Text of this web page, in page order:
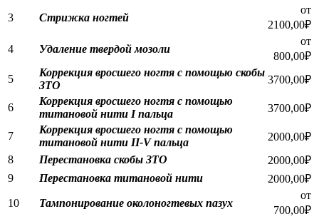
3
Стрижка ногтей
от
2100,00₽
4
Удаление твердой мозоли
от
800,00₽
5
Коррекция вросшего ногтя с помощью скобы
ЗТО
3700,00₽
6
Коррекция вросшего ногтя с помощью
титановой нити I пальца
3700,00₽
7
Коррекция вросшего ногтя с помощью
титановой нити II-V пальца
2000,00₽
8
Перестановка скобы ЗТО
2000,00₽
9
Перестановка титановой нити
2000,00₽
10
Тампонирование околоногтевых пазух
от
700,00₽